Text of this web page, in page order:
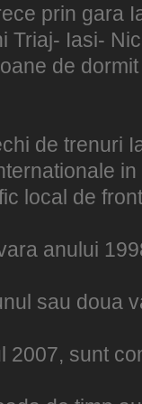
prin gara
Triaj- Iasi-
de
de trenuri
local de
anului
sau doua
2007, sunt